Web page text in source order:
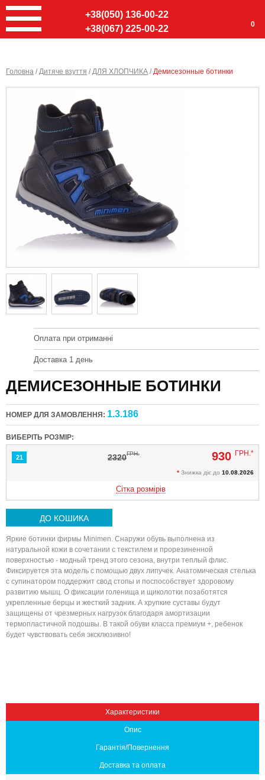
+38(050) 136-00-22
+38(067) 225-00-22
0
Головна /Дитяче взуття /ДЛЯ ХЛОПЧИКА /Демисезонные ботинки
Оплата при отриманні
Доставка 1 день
ДЕМИСЕЗОННЫЕ БОТИНКИ
НОМЕР ДЛЯ ЗАМОВЛЕННЯ: 1.3.186
ВИБЕРІТЬ РОЗМІР:
21 2320ГРН. 930 ГРН.*
* Знижка діє до 10.08.2026
Сітка розмірів
ДО КОШИКА
Яркие ботинки фирмы Minimen. Снаружи обувь выполнена из
натуральной кожи в сочетании с текстилем и прорезиненной
поверхностью - модный тренд этого сезона, внутри теплый флис.
Фиксируется эта модель с помощью двух липучек. Анатомическая стелька
с супинатором поддержит свод стопы и поспособствует здоровому
развитию мышц. О фиксации голенища и щиколотки позаботятся
укрепленные берцы и жесткий задник. А хрупкие суставы будут
защищены от чрезмерных нагрузок благодаря амортизации
термопластичной подошвы. В такой обуви класса премиум +, ребенок
будет чувствовать себя эксклюзивно!
Характеристики
Опис
Гарантія/Повернення
Доставка та оплата